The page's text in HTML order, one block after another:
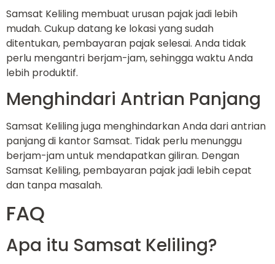
Samsat Keliling membuat urusan pajak jadi lebih
mudah. Cukup datang ke lokasi yang sudah
ditentukan, pembayaran pajak selesai. Anda tidak
perlu mengantri berjam-jam, sehingga waktu Anda
lebih produktif.
Menghindari Antrian Panjang
Samsat Keliling juga menghindarkan Anda dari antrian
panjang di kantor Samsat. Tidak perlu menunggu
berjam-jam untuk mendapatkan giliran. Dengan
Samsat Keliling, pembayaran pajak jadi lebih cepat
dan tanpa masalah.
FAQ
Apa itu Samsat Keliling?